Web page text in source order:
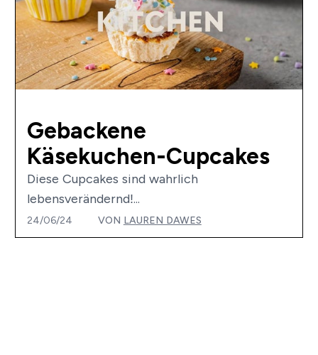
Gebackene
Käsekuchen-Cupcakes
Diese Cupcakes sind wahrlich
lebensverändernd!...
24/06/24 VON LAUREN DAWES